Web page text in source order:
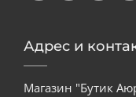
Адрес и
Магазин "Бутик